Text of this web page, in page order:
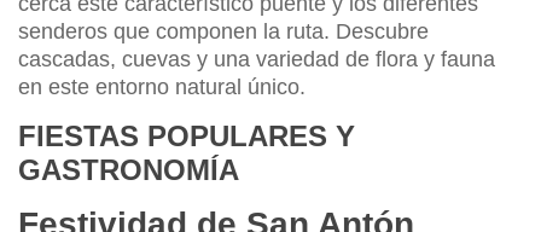
senderos que componen la ruta. Descubre
cascadas, cuevas y una variedad de flora y fauna
en este entorno natural único.
FIESTAS POPULARES Y
GASTRONOMÍA
Festividad de San Antón